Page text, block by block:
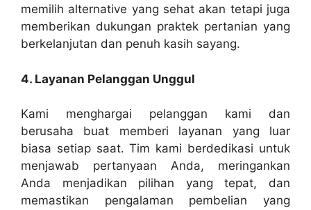
memilih alternative yang sehat akan tetapi juga
memberikan dukungan praktek pertanian yang
berkelanjutan dan penuh kasih sayang.
4. Layanan Pelanggan Unggul
Kami menghargai pelanggan kami dan
berusaha buat memberi layanan yang luar
biasa setiap saat. Tim kami berdedikasi untuk
menjawab pertanyaan Anda, meringankan
Anda menjadikan pilihan yang tepat, dan
memastikan pengalaman pembelian yang